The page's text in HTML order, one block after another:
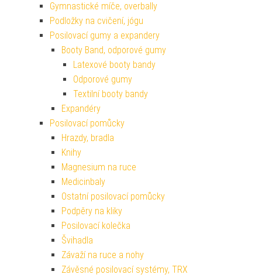
Gymnastické míče, overbally
Podložky na cvičení, jógu
Posilovací gumy a expandery
Booty Band, odporové gumy
Latexové booty bandy
Odporové gumy
Textilní booty bandy
Expandéry
Posilovací pomůcky
Hrazdy, bradla
Knihy
Magnesium na ruce
Medicinbaly
Ostatní posilovací pomůcky
Podpěry na kliky
Posilovací kolečka
Švihadla
Závaží na ruce a nohy
Závěsné posilovací systémy, TRX